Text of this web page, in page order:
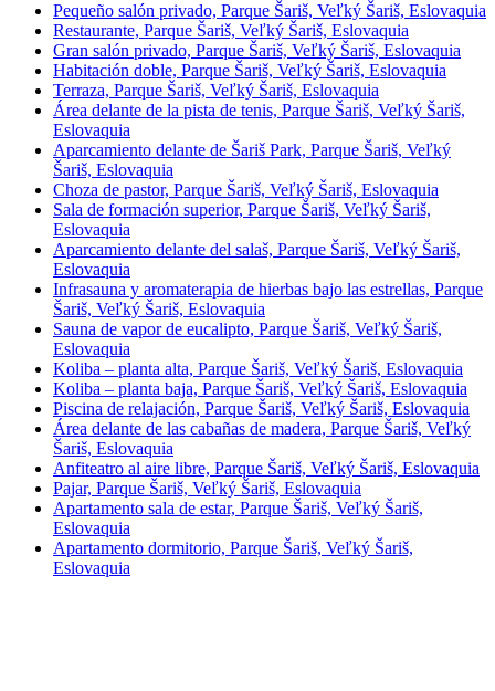
Pequeño salón privado, Parque Šariš, Veľký Šariš, Eslovaquia
Restaurante, Parque Šariš, Veľký Šariš, Eslovaquia
Gran salón privado, Parque Šariš, Veľký Šariš, Eslovaquia
Habitación doble, Parque Šariš, Veľký Šariš, Eslovaquia
Terraza, Parque Šariš, Veľký Šariš, Eslovaquia
Área delante de la pista de tenis, Parque Šariš, Veľký Šariš,
Eslovaquia
Aparcamiento delante de Šariš Park, Parque Šariš, Veľký
Šariš, Eslovaquia
Choza de pastor, Parque Šariš, Veľký Šariš, Eslovaquia
Sala de formación superior, Parque Šariš, Veľký Šariš,
Eslovaquia
Aparcamiento delante del salaš, Parque Šariš, Veľký Šariš,
Eslovaquia
Infrasauna y aromaterapia de hierbas bajo las estrellas, Parque
Šariš, Veľký Šariš, Eslovaquia
Sauna de vapor de eucalipto, Parque Šariš, Veľký Šariš,
Eslovaquia
Koliba – planta alta, Parque Šariš, Veľký Šariš, Eslovaquia
Koliba – planta baja, Parque Šariš, Veľký Šariš, Eslovaquia
Piscina de relajación, Parque Šariš, Veľký Šariš, Eslovaquia
Área delante de las cabañas de madera, Parque Šariš, Veľký
Šariš, Eslovaquia
Anfiteatro al aire libre, Parque Šariš, Veľký Šariš, Eslovaquia
Pajar, Parque Šariš, Veľký Šariš, Eslovaquia
Apartamento sala de estar, Parque Šariš, Veľký Šariš,
Eslovaquia
Apartamento dormitorio, Parque Šariš, Veľký Šariš,
Eslovaquia